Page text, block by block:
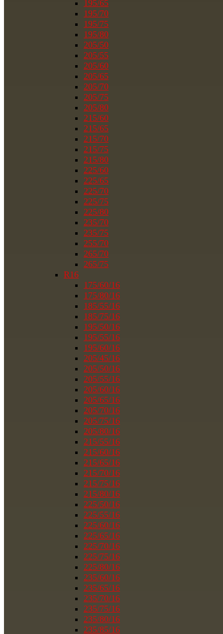
195/65
195/70
195/75
195/80
205/50
205/55
205/60
205/65
205/70
205/75
205/80
215/60
215/65
215/70
215/75
215/80
225/60
225/65
225/70
225/75
225/80
235/70
235/75
255/70
265/70
265/75
R16
175/60/16
175/80/16
185/55/16
185/75/16
195/50/16
195/55/16
195/60/16
205/45/16
205/50/16
205/55/16
205/60/16
205/65/16
205/70/16
205/75/16
205/80/16
215/55/16
215/60/16
215/65/16
215/70/16
215/75/16
215/80/16
225/50/16
225/55/16
225/60/16
225/65/16
225/70/16
225/75/16
225/80/16
235/60/16
235/65/16
235/70/16
235/75/16
235/80/16
235/85/16